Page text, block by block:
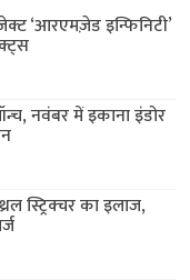
‘आरएमज़ेड इन्फिनिटी’
नवंबर में इकाना इंडोर
स्ट्रिक्चर का इलाज,